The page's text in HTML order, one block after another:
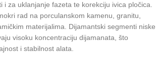
i za uklanjanje fazeta te korekciju ivica pločica.
rad na porculanskom kamenu, granitu,
materijalima. Dijamantski segmenti niske
visoku koncentraciju dijamanata, što
i stabilnost alata.